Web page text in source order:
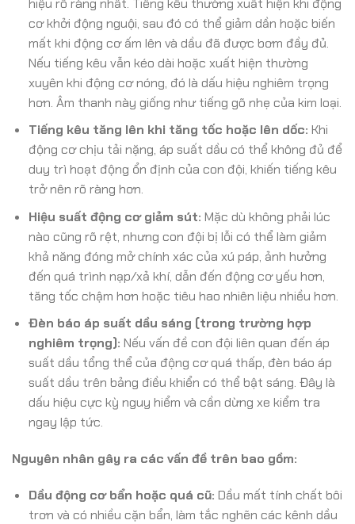
cơ khởi động nguội, sau đó có thể giảm dần hoặc biến
mất khi động cơ ấm lên và dầu đã được bơm đầy đủ.
Nếu tiếng kêu vẫn kéo dài hoặc xuất hiện thường
xuyên khi động cơ nóng, đó là dấu hiệu nghiêm trọng
hơn. Âm thanh này giống như tiếng gõ nhẹ của kim loại.
Tiếng kêu tăng lên khi tăng tốc hoặc lên dốc: Khi
động cơ chịu tải nặng, áp suất dầu có thể không đủ để
duy trì hoạt động ổn định của con đội, khiến tiếng kêu
trở nên rõ ràng hơn.
Hiệu suất động cơ giảm sút: Mặc dù không phải lúc
nào cũng rõ rệt, nhưng con đội bị lỗi có thể làm giảm
khả năng đóng mở chính xác của xú páp, ảnh hưởng
đến quá trình nạp/xả khí, dẫn đến động cơ yếu hơn,
tăng tốc chậm hơn hoặc tiêu hao nhiên liệu nhiều hơn.
Đèn báo áp suất dầu sáng (trong trường hợp
nghiêm trọng): Nếu vấn đề con đội liên quan đến áp
suất dầu tổng thể của động cơ quá thấp, đèn báo áp
suất dầu trên bảng điều khiển có thể bật sáng. Đây là
dấu hiệu cực kỳ nguy hiểm và cần dừng xe kiểm tra
ngay lập tức.
Nguyên nhân gây ra các vấn đề trên bao gồm:
Dầu động cơ bẩn hoặc quá cũ: Dầu mất tính chất bôi
trơn và có nhiều cặn bẩn, làm tắc nghẽn các kênh dầu